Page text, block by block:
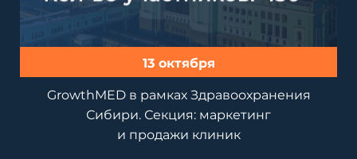
13 октября
GrowthMED в рамках Здравоохранения
Сибири. Секция: маркетинг
и продажи клиник